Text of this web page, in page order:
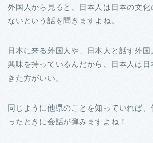
外国人から見ると、日本人は日本の文化
ないという話を聞きますよね。
日本に来る外国人や、日本人と話す外国
興味を持っているんだから、日本人は
きた方がいい。
同じように他県のことを知っていれば
ったときに会話が弾みますよね！